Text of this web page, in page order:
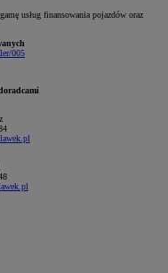
usług finansowania pojazdów oraz
005